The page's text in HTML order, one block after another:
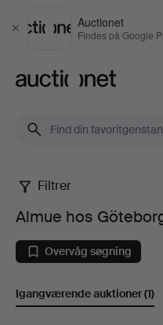
Luk
Auctionet
Findes på Google
Almue
hos
Göteborgs
Auktionsverk
Filtrer
Almue hos
Overvåg søgning
Igangværende auktioner(1)